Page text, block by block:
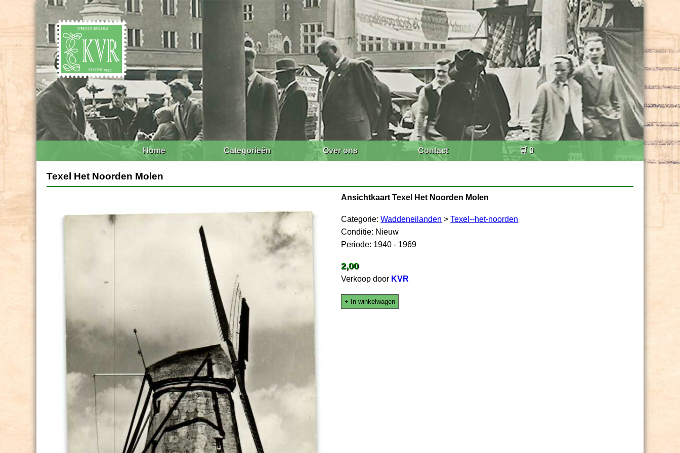
Home Categorieën Over ons Contact 🛒 0
Texel Het Noorden Molen
Ansichtkaart Texel Het Noorden Molen
Categorie:Waddeneilanden >Texel--het-noorden
Conditie: Nieuw
Periode: 1940 - 1969
2,00
Verkoop door KVR
+ In winkelwagen